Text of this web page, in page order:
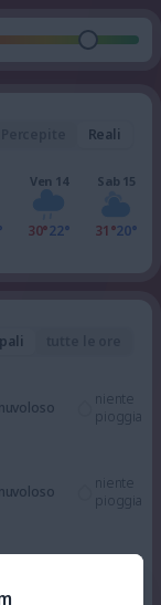
Reali
Ven 14
30°22°
Sab 15
31°20°
niente
pioggia
niente
pioggia